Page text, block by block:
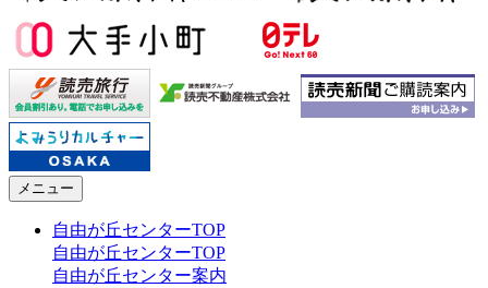
メニュー
自由が丘センターTOP
自由が丘センターTOP
自由が丘センター案内